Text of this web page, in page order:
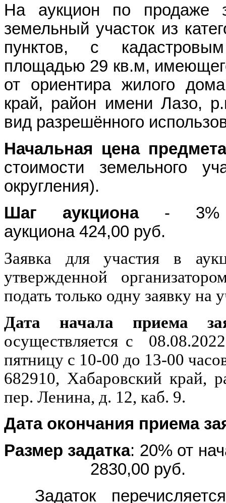
На аукцион по продаже
земельный участок из
пунктов, с
площадью 29 кв.м,
от ориентира жилого
край, район имени Лазо,
вид разрешённого
Начальная цена
стоимости земельного
округления).
Шаг аукциона-
аукциона424,00 руб. (с
Заявка для участия в
утвержденной
подать только одну заявку на
Дата начала приема
осуществляется с
пятницу с 10-00 до 13-00
682910, Хабаровский край,
пер. Ленина, д. 12, каб. 9.
Дата окончания приема
Размер задатка: 20% от
2830,00 руб.
Задаток